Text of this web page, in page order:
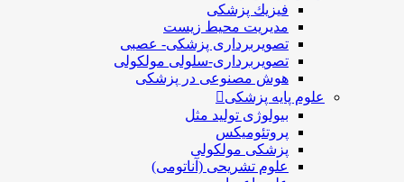
فيزيك پزشکی
مدیریت محیط زیست
تصویربرداری پزشکی- عصبی
تصویربرداری-سلولی مولکولی
هوش مصنوعی در پزشکی
علوم پایه پزشکی
بیولوژی تولید مثل
پروتئومیکس
پزشکی مولکولی
علوم تشریحی (آناتومی)